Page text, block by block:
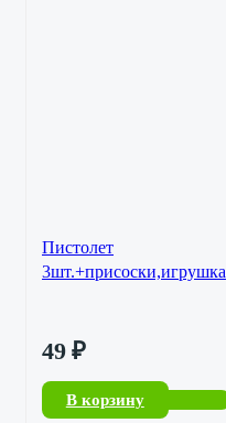
Пистолет
3шт.+присоски,игрушка
49 ₽
В корзину